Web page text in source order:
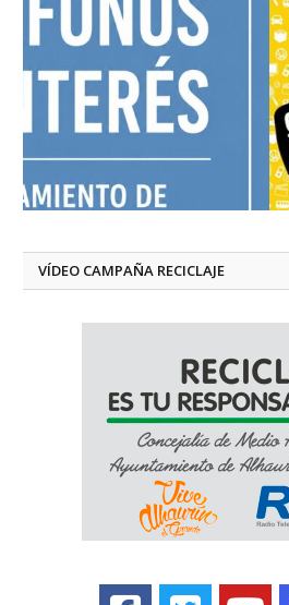
VÍDEO CAMPAÑA RECICLAJE